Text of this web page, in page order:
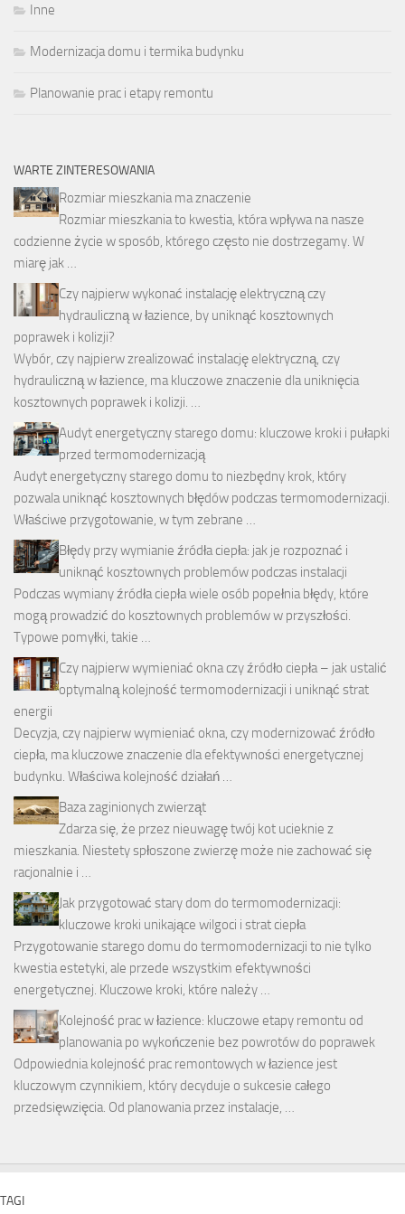
Inne
Modernizacja domu i termika budynku
Planowanie prac i etapy remontu
WARTE ZINTERESOWANIA
Rozmiar mieszkania ma znaczenie
Rozmiar mieszkania to kwestia, która wpływa na nasze
codzienne życie w sposób, którego często nie dostrzegamy. W
miarę jak …
Czy najpierw wykonać instalację elektryczną czy
hydrauliczną w łazience, by uniknąć kosztownych
poprawek i kolizji?
Wybór, czy najpierw zrealizować instalację elektryczną, czy
hydrauliczną w łazience, ma kluczowe znaczenie dla uniknięcia
kosztownych poprawek i kolizji. …
Audyt energetyczny starego domu: kluczowe kroki i pułapki
przed termomodernizacją
Audyt energetyczny starego domu to niezbędny krok, który
pozwala uniknąć kosztownych błędów podczas termomodernizacji.
Właściwe przygotowanie, w tym zebrane …
Błędy przy wymianie źródła ciepła: jak je rozpoznać i
uniknąć kosztownych problemów podczas instalacji
Podczas wymiany źródła ciepła wiele osób popełnia błędy, które
mogą prowadzić do kosztownych problemów w przyszłości.
Typowe pomyłki, takie …
Czy najpierw wymieniać okna czy źródło ciepła – jak ustalić
optymalną kolejność termomodernizacji i uniknąć strat
energii
Decyzja, czy najpierw wymieniać okna, czy modernizować źródło
ciepła, ma kluczowe znaczenie dla efektywności energetycznej
budynku. Właściwa kolejność działań …
Baza zaginionych zwierząt
Zdarza się, że przez nieuwagę twój kot ucieknie z
mieszkania. Niestety spłoszone zwierzę może nie zachować się
racjonalnie i …
Jak przygotować stary dom do termomodernizacji:
kluczowe kroki unikające wilgoci i strat ciepła
Przygotowanie starego domu do termomodernizacji to nie tylko
kwestia estetyki, ale przede wszystkim efektywności
energetycznej. Kluczowe kroki, które należy …
Kolejność prac w łazience: kluczowe etapy remontu od
planowania po wykończenie bez powrotów do poprawek
Odpowiednia kolejność prac remontowych w łazience jest
kluczowym czynnikiem, który decyduje o sukcesie całego
przedsięwzięcia. Od planowania przez instalacje, …
TAGI